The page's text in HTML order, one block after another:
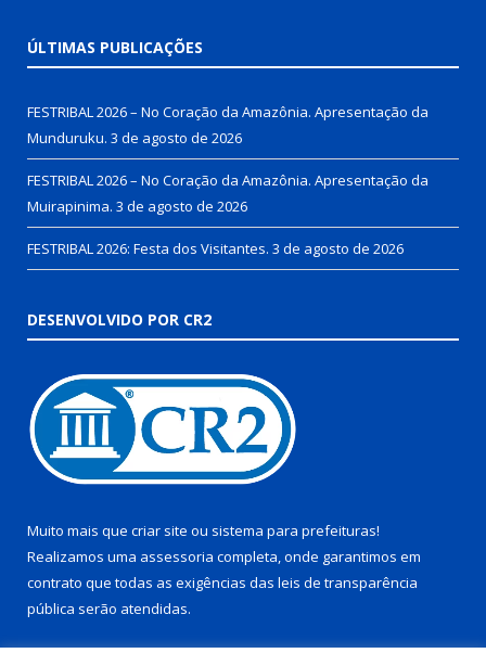
ÚLTIMAS PUBLICAÇÕES
FESTRIBAL 2026 – No Coração da Amazônia. Apresentação da
Munduruku. 3 de agosto de 2026
FESTRIBAL 2026 – No Coração da Amazônia. Apresentação da
Muirapinima. 3 de agosto de 2026
FESTRIBAL 2026: Festa dos Visitantes. 3 de agosto de 2026
DESENVOLVIDO POR CR2
Muito mais que criar site ou sistema para prefeituras!
Realizamos uma assessoria completa, onde garantimos em
contrato que todas as exigências das leis de transparência
pública serão atendidas.